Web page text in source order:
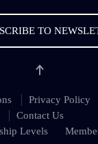
TO
Privacy Policy
Contact Us
Levels